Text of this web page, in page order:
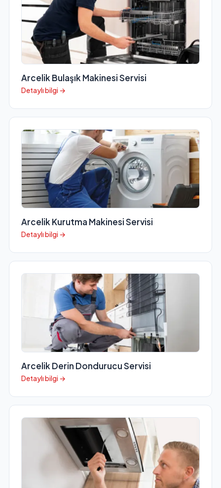
Arcelik Bulaşık Makinesi Servisi
Detaylı bilgi →
Arcelik Kurutma Makinesi Servisi
Detaylı bilgi →
Arcelik Derin Dondurucu Servisi
Detaylı bilgi →